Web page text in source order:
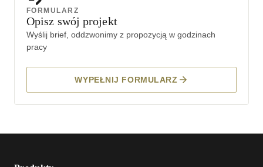
FORMULARZ
Opisz swój projekt
Wyślij brief, oddzwonimy z propozycją w godzinach
pracy
WYPEŁNIJ FORMULARZ